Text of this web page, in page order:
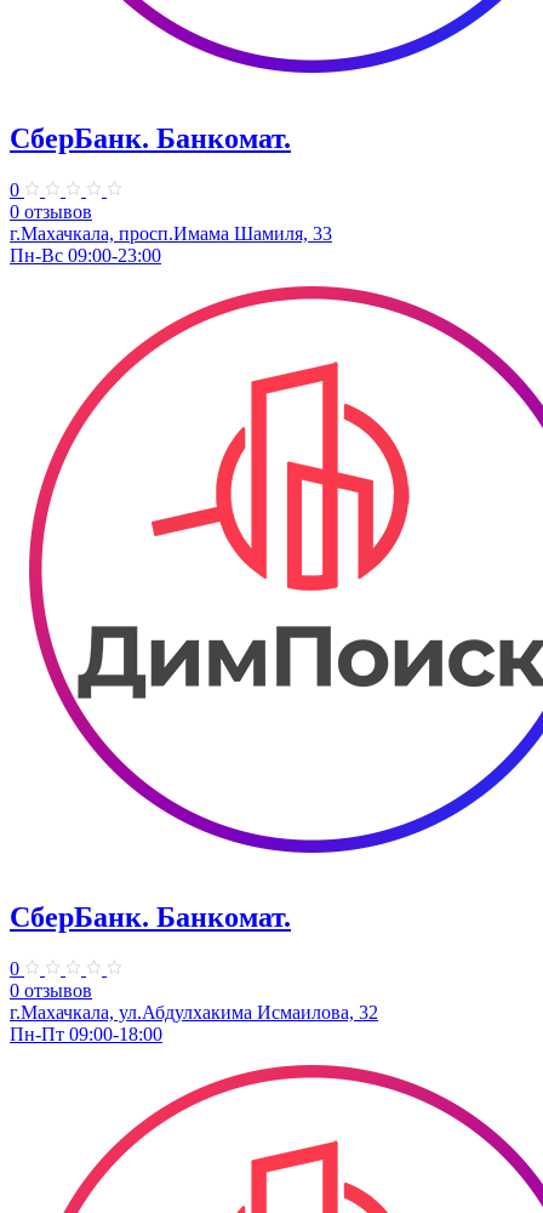
СберБанк. ​Банкомат.
0
0 отзывов
г.Махачкала, ​просп.Имама Шамиля, 33
Пн-Вс 09:00-23:00
СберБанк. ​Банкомат.
0
0 отзывов
г.Махачкала, ул.Абдулхакима Исмаилова, 32
Пн-Пт 09:00-18:00